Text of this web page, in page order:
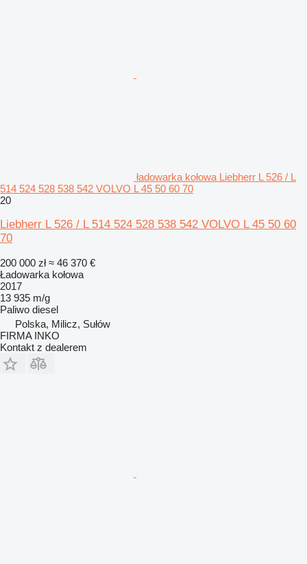
ładowarka kołowa Liebherr L 526 / L
514 524 528 538 542 VOLVO L 45 50 60 70
20
Liebherr L 526 / L 514 524 528 538 542 VOLVO L 45 50 60
70
200 000 zł ≈ 46 370 €
Ładowarka kołowa
2017
13 935 m/g
Paliwo diesel
Polska, Milicz, Sułów
FIRMA INKO
Kontakt z dealerem